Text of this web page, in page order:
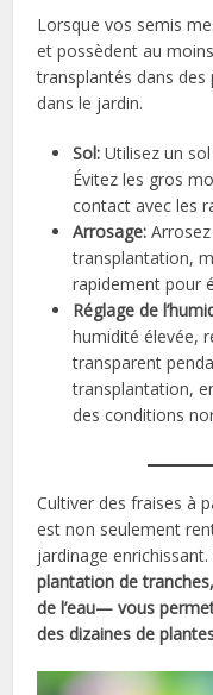
Lorsque vos semis
et possèdent au
transplantés dans
dans le jardin.
Sol: Utilisez un
Évitez les gros
contact avec les
Arrosage:
transplantation,
rapidement pour
Réglage de
humidité élevée,
transparent
transplantation,
des conditions
Cultiver des fraises à
est non seulement
jardinage
plantation de
de l’eau— vous
des dizaines de